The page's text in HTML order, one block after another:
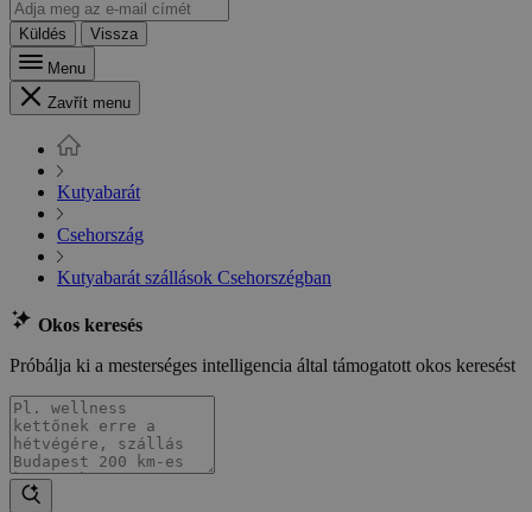
Küldés
Vissza
Menu
Zavřít menu
Kutyabarát
Csehország
Kutyabarát szállások Csehorszégban
Okos keresés
Próbálja ki a mesterséges intelligencia által támogatott okos keresést